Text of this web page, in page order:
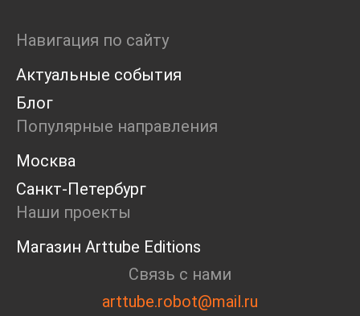
Ярмарка
Open call
Экскурсия
Дискуссия
Cosmoscow 2024
Blazar 2024
Встречи
Круглый стол
Навигация по сайту
Актуальные события
Блог
Популярные направления
Москва
Санкт-Петербург
Наши проекты
Магазин Arttube Editions
Связь с нами
arttube.robot@mail.ru